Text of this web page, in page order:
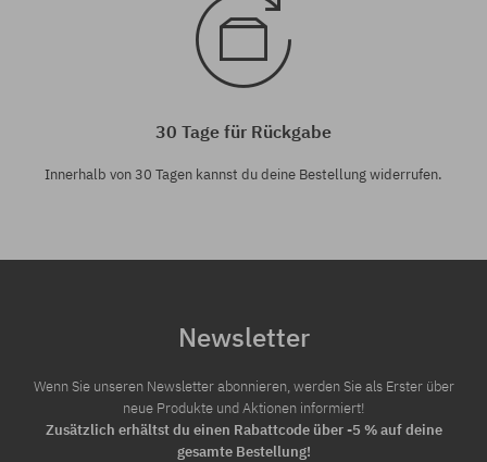
30 Tage für Rückgabe
Innerhalb von 30 Tagen kannst du deine Bestellung widerrufen.
Newsletter
Wenn Sie unseren Newsletter abonnieren, werden Sie als Erster über
neue Produkte und Aktionen informiert!
Zusätzlich erhältst du einen Rabattcode über -5 % auf deine
gesamte Bestellung!